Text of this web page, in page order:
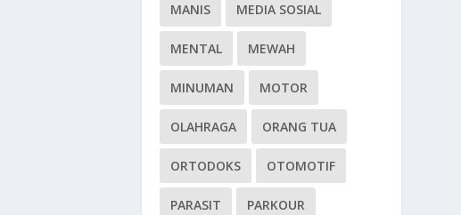
MANIS MEDIA SOSIAL
MENTAL MEWAH
MINUMAN MOTOR
OLAHRAGA ORANG TUA
ORTODOKS OTOMOTIF
PARASIT PARKOUR